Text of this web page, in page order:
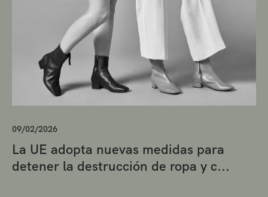
09/02/2026
La UE adopta nuevas medidas para
detener la destrucción de ropa y c...